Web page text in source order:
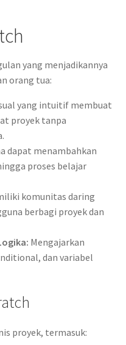
yang menjadikannya
orang tua:
yang intuitif membuat
proyek tanpa
dapat menambahkan
proses belajar
komunitas daring
berbagi proyek dan
Mengajarkan
dan variabel
proyek, termasuk: